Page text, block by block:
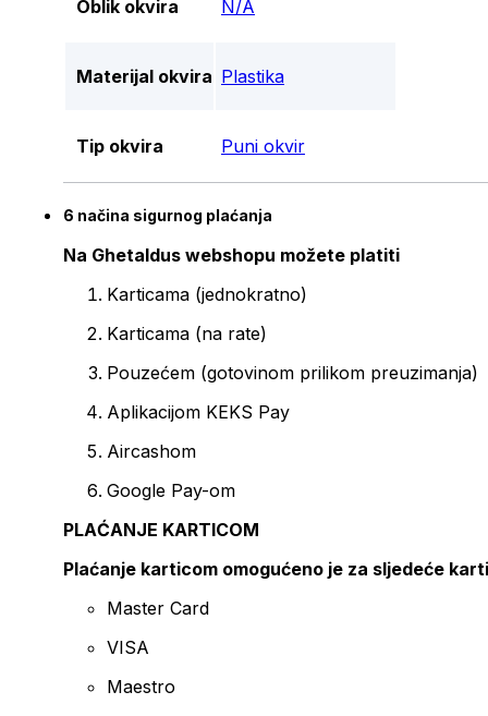
Oblik okvira N/A
Materijal okvira Plastika
Tip okvira Puni okvir
6 načina sigurnog plaćanja
Na Ghetaldus webshopu možete platiti
Karticama (jednokratno)
Karticama (na rate)
Pouzećem (gotovinom prilikom preuzimanja)
Aplikacijom KEKS Pay
Aircashom
Google Pay-om
PLAĆANJE KARTICOM
Plaćanje karticom omogućeno je za sljedeće
Master Card
VISA
Maestro